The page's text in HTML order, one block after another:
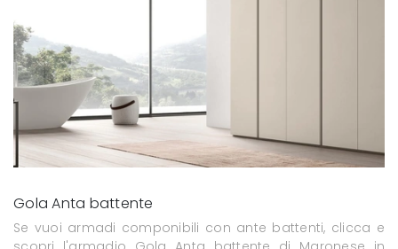
Gola Anta battente
Se vuoi armadi componibili con ante battenti, clicca e